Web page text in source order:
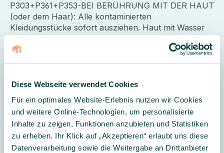
Diese Webseite verwendet Cookies
Für ein optimales Website-Erlebnis nutzen wir Cookies
und weitere Online-Technologien, um personalisierte
Inhalte zu zeigen, Funktionen anzubieten und Statistiken
zu erheben. Ihr Klick auf „Akzeptieren“ erlaubt uns diese
Datenverarbeitung sowie die Weitergabe an Drittanbieter
P303+P361+P353-BEI BERÜHRUNG MIT DER HAUT
(oder dem Haar): Alle kontaminierten
Kleidungsstücke sofort ausziehen. Haut mit Wasser
duschen.
Einige Minuten lang behutsam mit Wasser spülen.
vorhandene Kontaktlinsen nach Möglichkeit
entfernen. Weiter spülen.
P310-Sofort GIFTINFORMATIONSZENTRUM / Arzt
anrufen.